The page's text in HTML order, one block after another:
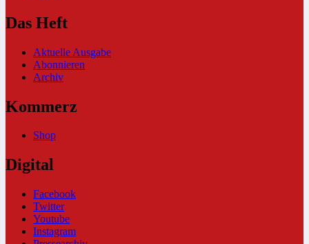
Das Heft
Aktuelle Ausgabe
Abonnieren
Archiv
Kommerz
Shop
Digital
Facebook
Twitter
Youtube
Instagram